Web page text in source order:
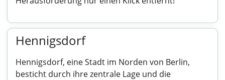
Hennigsdorf
Hennigsdorf, eine Stadt im Norden von Berlin,
besticht durch ihre zentrale Lage und die